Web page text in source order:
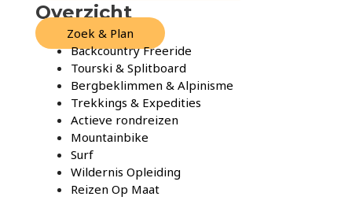
Overzicht
Zoek & Plan
Backcountry Freeride
Tourski & Splitboard
Bergbeklimmen & Alpinisme
Trekkings & Expedities
Actieve rondreizen
Mountainbike
Surf
Wildernis Opleiding
Reizen Op Maat